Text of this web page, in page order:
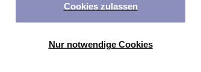
Cookies zulassen
Nur notwendige Cookies